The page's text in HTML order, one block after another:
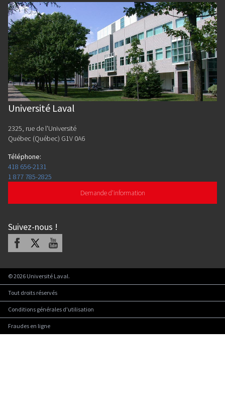
Université Laval
2325, rue de l'Université
Québec (Québec) G1V 0A6
Téléphone:
418 656-2131
1 877 785-2825
Demande d'information
Suivez-nous !
Facebook Youtube
©2026 Université Laval.
Tout droits réservés
Conditions générales d'utilisation
Fraudes en ligne